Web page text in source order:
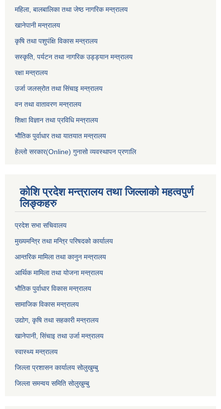
महिला, बालबालिका तथा जेष्ठ नागरिक मन्त्रालय
खानेपानी मन्त्रालय
कृषि तथा पशुपंक्षि विकास मन्त्रालय
सस्कृति, पर्यटन तथा नागरिक उड्ड्यान मन्त्रालय
रक्षा मन्त्रालय
उर्जा जलस्रोत तथा सिंचाइ मन्‍त्रालय
वन तथा वातावरण मन्त्रालय
शिक्षा विज्ञान तथा प्रविधि मन्त्रालय
भौतिक पुर्वाधार तथा यातयात मन्त्रालय
हेल्लो सरकार(Online) गुनासो व्यवस्थापन प्रणालि
कोशि प्रदेश मन्त्रालय तथा जिल्लाको महत्वपुर्ण
लिङ्कहरु
प्रदेश सभा सचिवालय
मुख्यमन्त्रि तथा मन्त्रि परिषदको कार्यालय
आन्तरिक मामिला तथा कानुन मन्त्रालय
आर्थिक मामिला तथा योजना मन्त्रालय
भौतिक पुर्वाधार विकास मन्त्रालय
सामाजिक विकास मन्त्रालय
उद्योग, कृषि तथा सहकारी मन्त्रालय
खानेपानी, सिंचाइ तथा उर्जा मन्त्रालय
स्वास्थ्य मन्त्रालय
जिल्ला प्रशासन कार्यालय सोलुखुम्बु
जिल्ला समन्वय समिति सोलुखुम्बु